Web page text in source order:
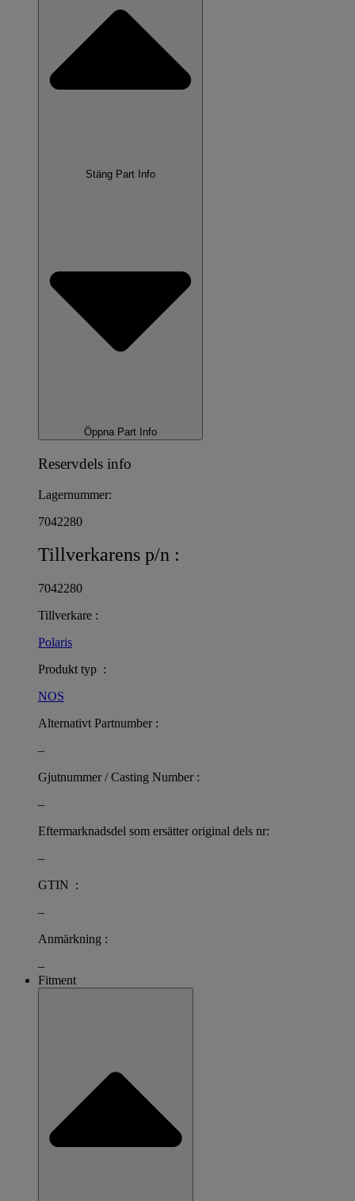
Stäng Part Info
Öppna Part Info
Reservdels info
Lagernummer:
7042280
Tillverkarens p/n :
7042280
Tillverkare :
Polaris
Produkt typ :
NOS
Alternativt Partnumber :
–
Gjutnummer / Casting Number :
–
Eftermarknadsdel som ersätter original dels nr:
–
GTIN :
–
Anmärkning :
–
Fitment